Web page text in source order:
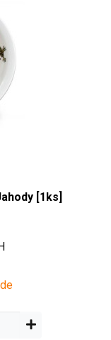
[1ks]